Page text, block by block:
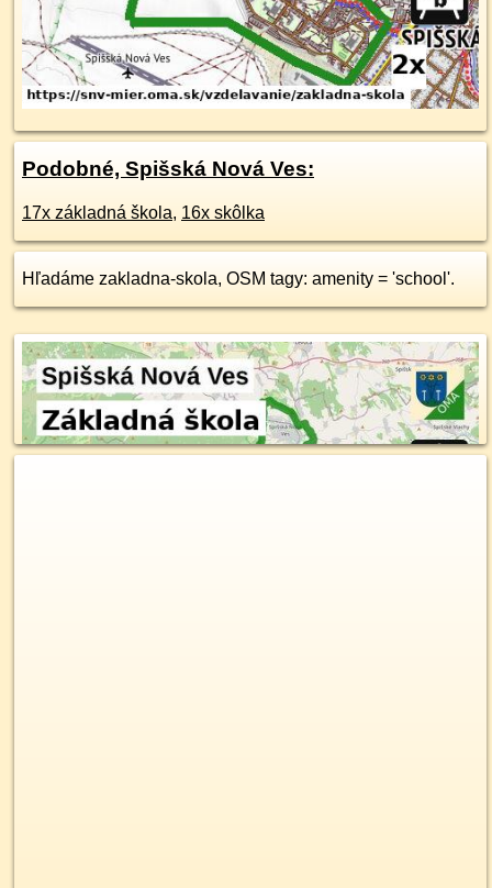
Podobné, Spišská Nová Ves:
17x základná škola, 16x skôlka
Hľadáme zakladna-skola, OSM tagy: amenity = 'school'.